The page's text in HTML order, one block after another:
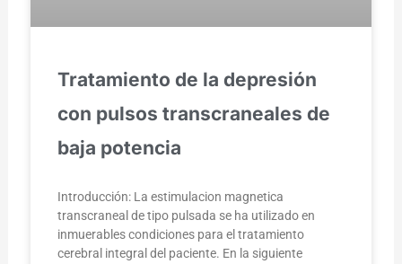
Tratamiento de la depresión
con pulsos transcraneales de
baja potencia
Introducción: La estimulacion magnetica
transcraneal de tipo pulsada se ha utilizado en
inmuerables condiciones para el tratamiento
cerebral integral del paciente. En la siguiente